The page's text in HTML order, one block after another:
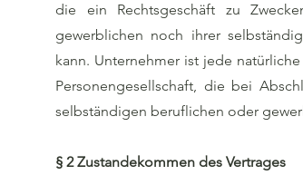
die ein Rechtsgeschäft zu
gewerblichen noch ihrer
kann. Unternehmer ist jede
Personengesellschaft, die bei
selbständigen beruflichen oder
§ 2 Zustandekommen des Vertrages